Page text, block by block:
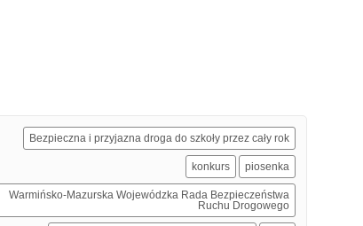
Bezpieczna i przyjazna droga do szkoły przez cały rok
konkurs piosenka
Warmińsko-Mazurska Wojewódzka Rada Bezpieczeństwa
Ruchu Drogowego